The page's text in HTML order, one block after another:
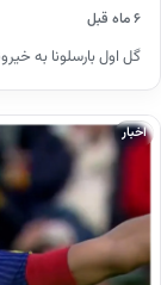
۶ ماه قبل
گل اول بارسلونا به خیرونا توسط
اخبار